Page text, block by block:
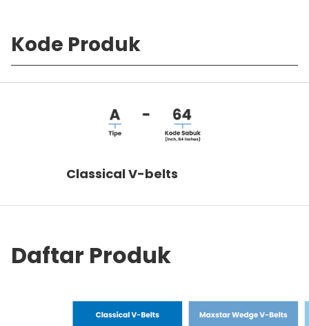
Kode Produk
Classical V-belts
Daftar Produk